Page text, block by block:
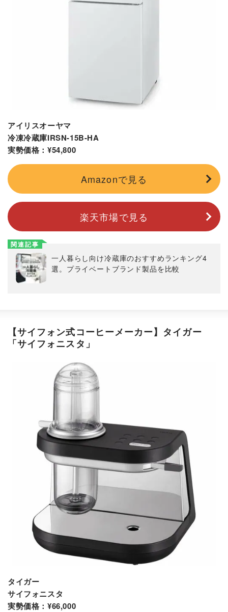
アイリスオーヤマ
冷凍冷蔵庫IRSN-15B-HA
実勢価格：¥54,800
Amazonで見る
楽天市場で見る
関連記事
一人暮らし向け冷蔵庫のおすすめランキング4
選。プライベートブランド製品を比較
【サイフォン式コーヒーメーカー】タイガー
「サイフォニスタ」
タイガー
サイフォニスタ
実勢価格：¥66,000